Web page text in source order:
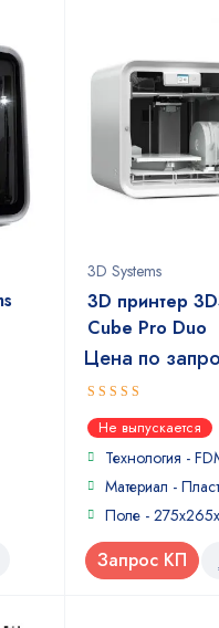
3D Systems
3D принтер
Cube Pro Duo
Цена по
4out of
5Не выпускается
Технология -
Материал -
Поле -
Запрос КП